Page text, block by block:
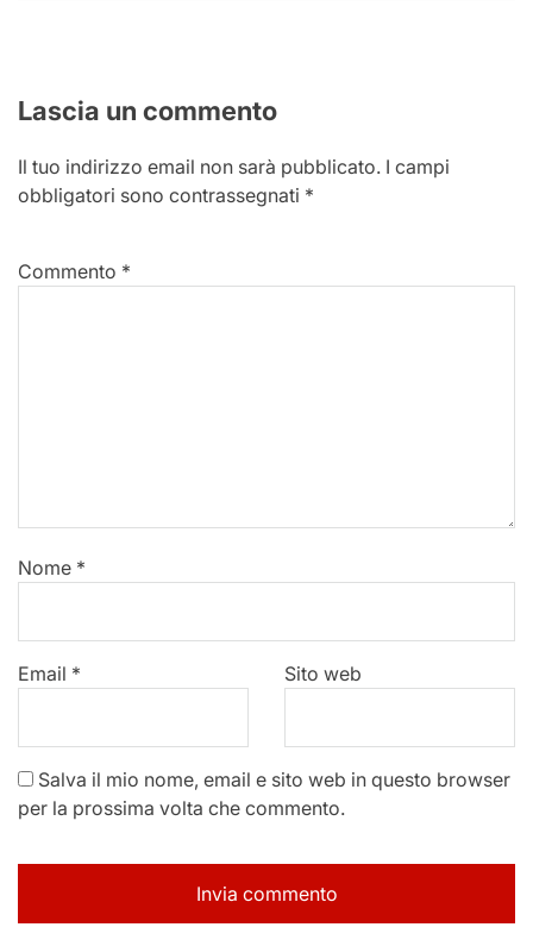
Lascia un commento
Il tuo indirizzo email non sarà pubblicato. I campi
obbligatori sono contrassegnati *
Commento *
Nome *
Email * Sito web
Salva il mio nome, email e sito web in questo browser
per la prossima volta che commento.